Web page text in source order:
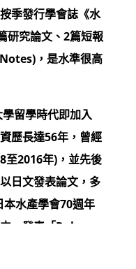
季發行學會誌《水
研究論文、2篇短報
，是水準很高
留學時代即加入
歷長達56年，曾經
至2016年)，並先後
日文發表論文，多
水產學會70週年
，發表「Roles